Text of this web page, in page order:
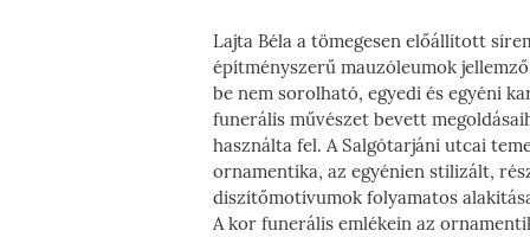
Lajta Béla a tömegesen előállított
építményszerű mauzóleumok
be nem sorolható, egyedi és egyéni
funerális művészet bevett
használta fel. A Salgótarjáni utcai
ornamentika, az egyénien stilizált,
díszítőmotívumok folyamatos
A kor funerális emlékein az